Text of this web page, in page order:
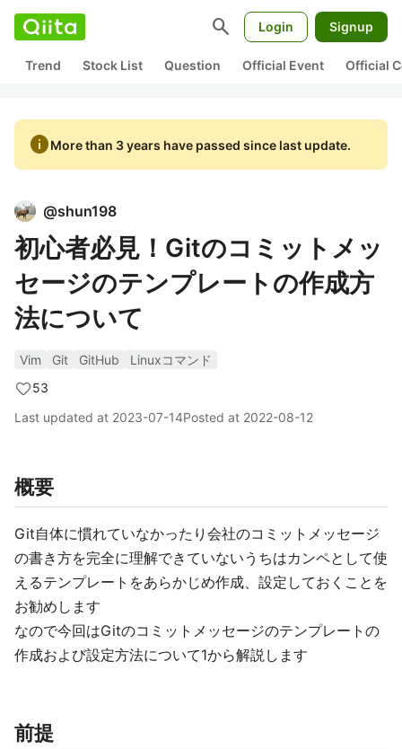
search Login Signup
Trend Stock List Question Official Event Official
infoMore than 3 years have passed since last update.
@shun198
初心者必見！Gitのコミットメッ
セージのテンプレートの作成方
法について
Vim Git GitHub
Linuxコマンド
53
Last updated at 2023-07-14Posted at 2022-08-12
概要
Git自体に慣れていなかったり会社のコミットメッセージ
の書き方を完全に理解できていないうちはカンペとして使
えるテンプレートをあらかじめ作成、設定しておくことを
お勧めします
なので今回はGitのコミットメッセージのテンプレートの
作成および設定方法について1から解説します
前提